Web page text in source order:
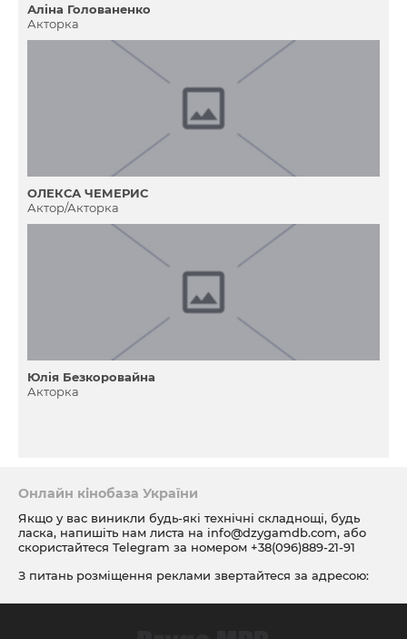
Аліна Голованенко
Акторка
ОЛЕКСА ЧЕМЕРИС
Актор/Акторка
Юлія Безкоровайна
Акторка
Онлайн кінобаза України
Якщо у вас виникли будь-які технічні складнощі, будь
ласка, напишіть нам листа на info@dzygamdb.com, або
скористайтеся Telegram за номером +38(096)889-21-91
З питань розміщення реклами звертайтеся за адресою:
посиланням